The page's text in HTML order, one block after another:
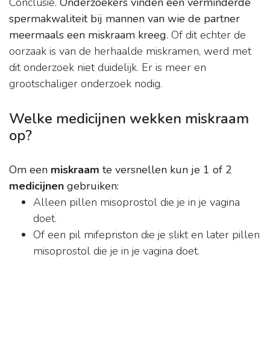
spermakwaliteit bij mannen van wie de partner
meermaals een miskraam kreeg. Of dit echter de
oorzaak is van de herhaalde miskramen, werd met
dit onderzoek niet duidelijk. Er is meer en
grootschaliger onderzoek nodig.
Welke medicijnen wekken miskraam
op?
Om een miskraam te versnellen kun je 1 of 2
medicijnen gebruiken:
Alleen pillen misoprostol die je in je vagina
doet.
Of een pil mifepriston die je slikt en later pillen
misoprostol die je in je vagina doet.